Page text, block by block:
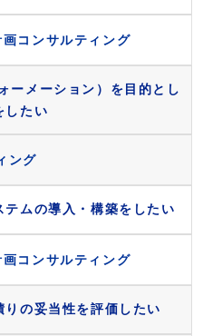
コンサルティング
ーメーション）を目的とし
したい
ング
ムの導入・構築をしたい
コンサルティング
の妥当性を評価したい